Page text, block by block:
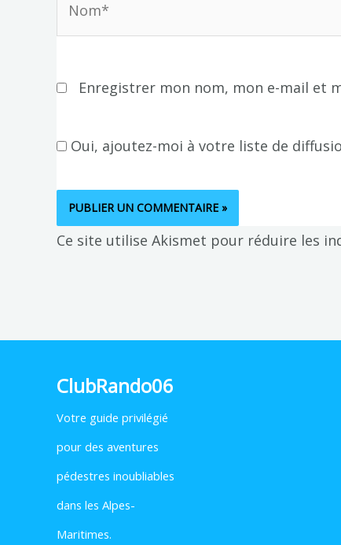
Enregistrer mon nom, mon e-mail et
Oui, ajoutez-moi à votre liste de
Ce site utilise Akismet pour réduire les
ClubRando06
Votre guide privilégié
pour des aventures
pédestres inoubliables
dans les Alpes-
Maritimes.